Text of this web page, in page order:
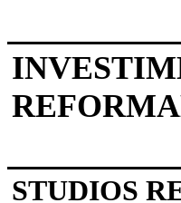
STUDIOS